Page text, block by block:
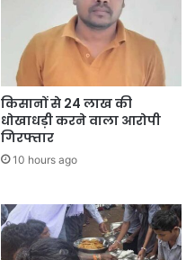
किसानों से 24 लाख की
धोखाधड़ी करने वाला आरोपी
गिरफ्तार
10 hours ago